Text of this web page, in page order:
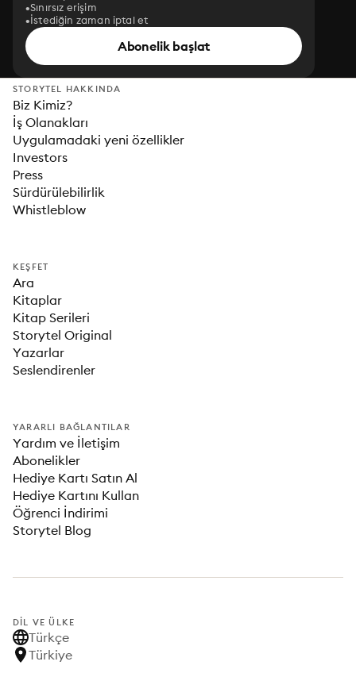
Sınırsız erişim
İstediğin zaman iptal et
Abonelik başlat
STORYTEL HAKKINDA
Biz Kimiz?
İş Olanakları
Uygulamadaki yeni özellikler
Investors
Press
Sürdürülebilirlik
Whistleblow
KEŞFET
Ara
Kitaplar
Kitap Serileri
Storytel Original
Yazarlar
Seslendirenler
YARARLI BAĞLANTILAR
Yardım ve İletişim
Abonelikler
Hediye Kartı Satın Al
Hediye Kartını Kullan
Öğrenci İndirimi
Storytel Blog
DIL VE ÜLKE
Türkçe
Türkiye